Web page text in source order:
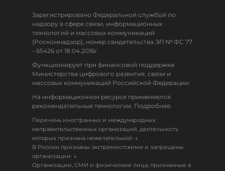
Зарегистрировано Федеральной службой по
надзору в сфере связи, информационных
технологий и массовых коммуникаций
(Роскомнадзор), номер свидетельства ЭЛ № ФС 77
- 65426 от 18.04.2016г.
Функционирует при финансовой поддержке
Министерства цифрового развития, связи и
массовых коммуникаций Российской Федерации.
На информационном ресурсе применяются
рекомендательные технологии. Подробнее.
Перечень иностранных и международных
неправительственных организаций, деятельность
которых признана нежелательной: ↓
В России признаны экстремистскими и запрещены
организации: ↓
Организации, СМИ и физические лица, признанные в